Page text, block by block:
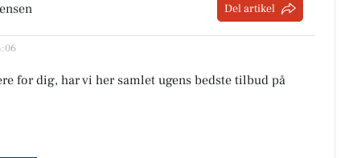
Del artikel
for dig, har vi her samlet ugens bedste tilbud på